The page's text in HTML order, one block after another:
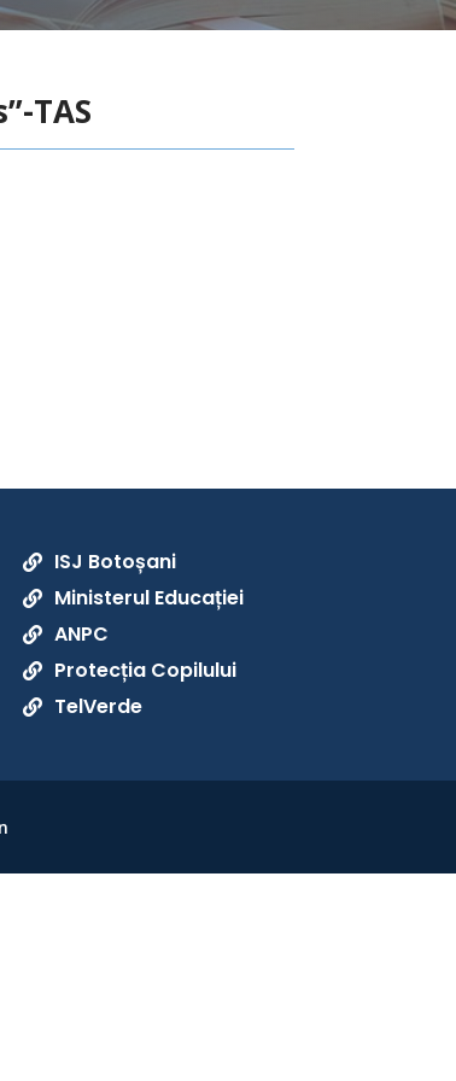
TAS
 ISJ Botoșani
 Ministerul Educației
 ANPC
 Protecția Copilului
 TelVerde